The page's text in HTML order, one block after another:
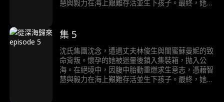
慧與毅力在海上艱難存活並生下孩子。最終，她被
當場揭穿二人罪行。兩人驚慌失措，在眾人面前上
演互相揭發、狗咬狗的醜態，其謀害沈念、企圖侵
吞沈氏家產、甚至曾對沈浩然下毒手的全部陰謀徹
底曝光。沈父沈崇遠也早已洞悉陰謀，假意病重配
合，此刻現身完成最終清算。
集 5
沈氏集團沈念，遭遇丈夫林俊生與閨蜜蘇曼妮的致
命背叛。懷孕的她被迷暈後鎖入集裝箱，拋入公
海。在絕境中，因腹中胎動重燃求生意志，憑藉智
慧與毅力在海上艱難存活並生下孩子。最終，她被